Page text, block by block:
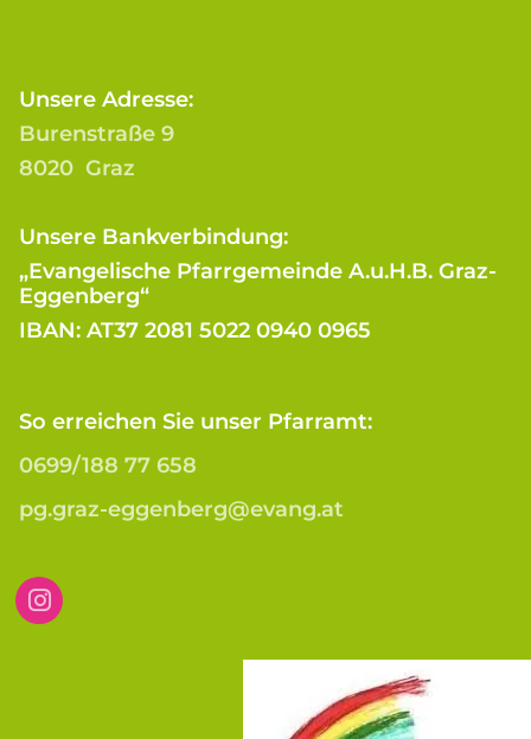
Unsere Adresse:
Burenstraße 9
8020 Graz
Unsere Bankverbindung:
„Evangelische Pfarrgemeinde A.u.H.B. Graz-
Eggenberg“
IBAN: AT37 2081 5022 0940 0965
So erreichen Sie unser Pfarramt:
0699/188 77 658
pg.graz-eggenberg@evang.at